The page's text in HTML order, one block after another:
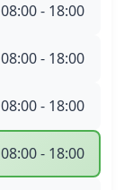
08:00 - 18:00
08:00 - 18:00
08:00 - 18:00
08:00 - 18:00